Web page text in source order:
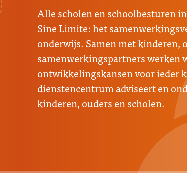
Alle scholen en schoolbesturen
Sine Limite: het
onderwijs. Samen met kinderen,
samenwerkingspartners werken
ontwikkelingskansen voor ieder
dienstencentrum adviseert en
kinderen, ouders en scholen.